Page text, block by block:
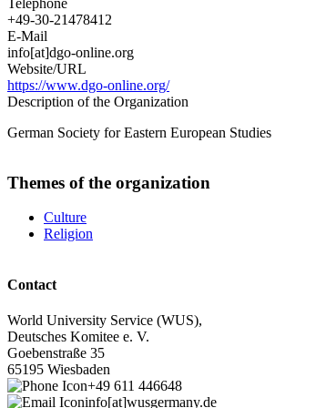
+49-30-21478412
E-Mail
info[at]dgo-online.org
Website/URL
https://www.dgo-online.org/
Description of the Organization
German Society for Eastern European Studies
Themes of the organization
Culture
Religion
Contact
World University Service (WUS),
Deutsches Komitee e. V.
Goebenstraße 35
65195 Wiesbaden
+49 611 446648
info[at]wusgermany.de